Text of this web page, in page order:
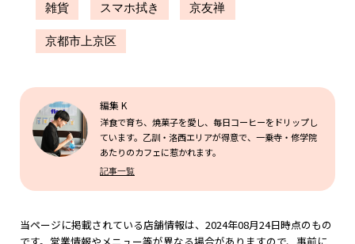
雑貨 スマホ拭き 京友禅
京都市上京区
編集 K
洋食で育ち、焼菓子を愛し、毎日コーヒーをドリップし
ています。乙訓・洛西エリアが得意で、一乗寺・修学院
あたりのカフェに惹かれます。
記事一覧
当ページに掲載されている店舗情報は、2024年08月24日時点のもの